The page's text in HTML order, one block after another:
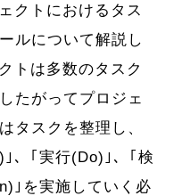
クトにおけるタス
ルについて解説し
トは多数のタスク
たがってプロジェ
タスクを整理し、
、｢実行(Do)｣、｢検
｣を実施していく必